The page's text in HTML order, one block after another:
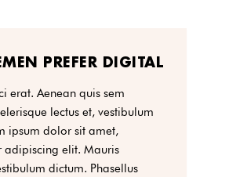
PREFER DIGITAL
erat. Aenean quis sem
lectus et, vestibulum
ipsum dolor sit amet,
adipiscing elit. Mauris
dictum. Phasellus